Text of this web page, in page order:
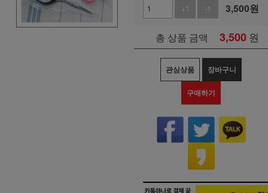
+1
-1 3,500원
총 상품 금액 3,500 원
관심상품 장바구니
구매하기